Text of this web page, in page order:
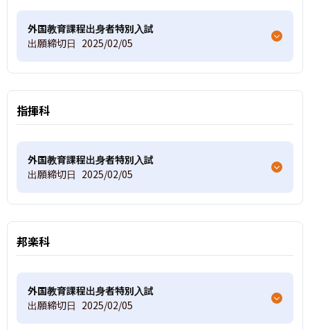
外国教育課程出身者特別入試
出願締切日 2025/02/05
指揮科
外国教育課程出身者特別入試
出願締切日 2025/02/05
邦楽科
外国教育課程出身者特別入試
出願締切日 2025/02/05